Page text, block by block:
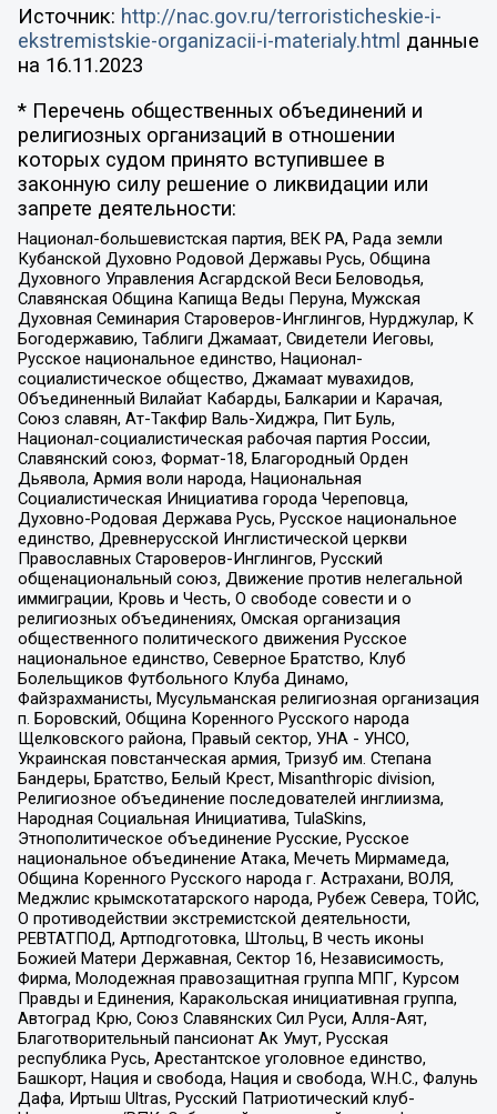
Источник: http://nac.gov.ru/terroristicheskie-i-
ekstremistskie-organizacii-i-materialy.html данные
на 16.11.2023
* Перечень общественных объединений и
религиозных организаций в отношении
которых судом принято вступившее в
законную силу решение о ликвидации или
запрете деятельности:
Национал-большевистская партия, ВЕК РА, Рада земли
Кубанской Духовно Родовой Державы Русь, Община
Духовного Управления Асгардской Веси Беловодья,
Славянская Община Капища Веды Перуна, Мужская
Духовная Семинария Староверов-Инглингов, Нурджулар, К
Богодержавию, Таблиги Джамаат, Свидетели Иеговы,
Русское национальное единство, Национал-
социалистическое общество, Джамаат мувахидов,
Объединенный Вилайат Кабарды, Балкарии и Карачая,
Союз славян, Ат-Такфир Валь-Хиджра, Пит Буль,
Национал-социалистическая рабочая партия России,
Славянский союз, Формат-18, Благородный Орден
Дьявола, Армия воли народа, Национальная
Социалистическая Инициатива города Череповца,
Духовно-Родовая Держава Русь, Русское национальное
единство, Древнерусской Инглистической церкви
Православных Староверов-Инглингов, Русский
общенациональный союз, Движение против нелегальной
иммиграции, Кровь и Честь, О свободе совести и о
религиозных объединениях, Омская организация
общественного политического движения Русское
национальное единство, Северное Братство, Клуб
Болельщиков Футбольного Клуба Динамо,
Файзрахманисты, Мусульманская религиозная организация
п. Боровский, Община Коренного Русского народа
Щелковского района, Правый сектор, УНА - УНСО,
Украинская повстанческая армия, Тризуб им. Степана
Бандеры, Братство, Белый Крест, Misanthropic division,
Религиозное объединение последователей инглиизма,
Народная Социальная Инициатива, TulaSkins,
Этнополитическое объединение Русские, Русское
национальное объединение Атака, Мечеть Мирмамеда,
Община Коренного Русского народа г. Астрахани, ВОЛЯ,
Меджлис крымскотатарского народа, Рубеж Севера, ТОЙС,
О противодействии экстремистской деятельности,
РЕВТАТПОД, Артподготовка, Штольц, В честь иконы
Божией Матери Державная, Сектор 16, Независимость,
Фирма, Молодежная правозащитная группа МПГ, Курсом
Правды и Единения, Каракольская инициативная группа,
Автоград Крю, Союз Славянских Сил Руси, Алля-Аят,
Благотворительный пансионат Ак Умут, Русская
республика Русь, Арестантское уголовное единство,
Башкорт, Нация и свобода, Нация и свобода, W.H.С., Фалунь
Дафа, Иртыш Ultras, Русский Патриотический клуб-